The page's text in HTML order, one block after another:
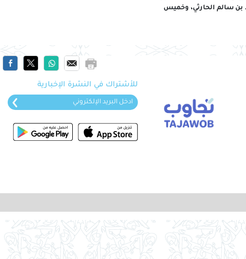
بن سالم الحارثي، وخميس
للأشتراك في النشرة الإخبارية